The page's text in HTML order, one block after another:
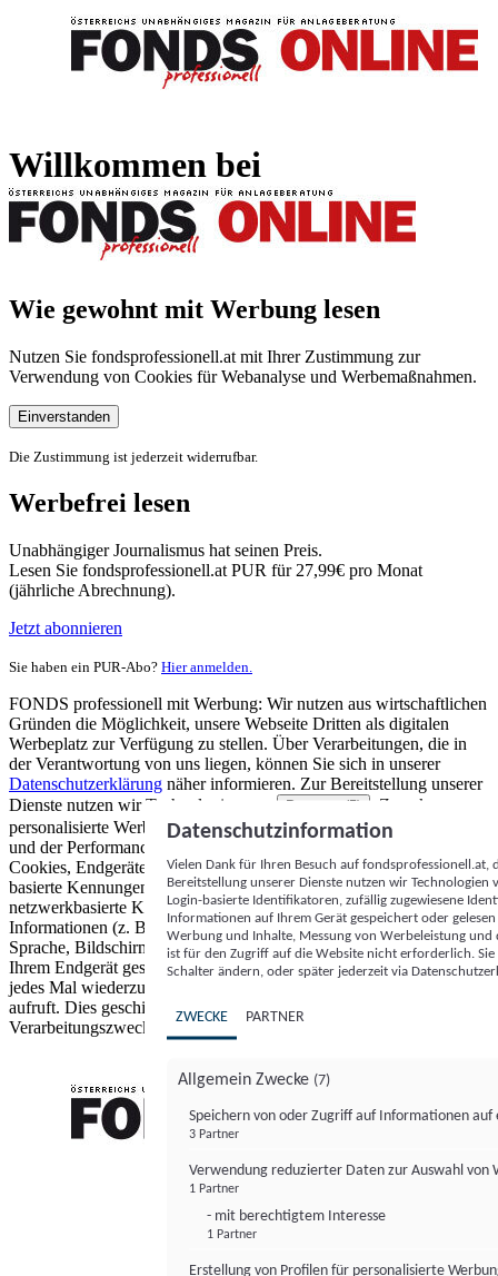
Willkommen bei
Wie gewohnt mit Werbung lesen
Nutzen Sie fondsprofessionell.at mit Ihrer Zustimmung zur
Verwendung von Cookies für Webanalyse und Werbemaßnahmen.
Einverstanden
Die Zustimmung ist jederzeit widerrufbar.
Werbefrei lesen
Unabhängiger Journalismus hat seinen Preis.
Lesen Sie fondsprofessionell.at PUR für 27,99€ pro Monat
(jährliche Abrechnung).
Jetzt abonnieren
Sie haben ein PUR-Abo? Hier anmelden.
FONDS professionell mit Werbung: Wir nutzen aus wirtschaftlichen
Gründen die Möglichkeit, unsere Webseite Dritten als digitalen
Werbeplatz zur Verfügung zu stellen. Über Verarbeitungen, die in
der Verantwortung von uns liegen, können Sie sich in unserer
Datenschutzerklärung näher informieren. Zur Bereitstellung unserer
Dienste nutzen wir Technologien von
Partnern (5)
. Zwecke:
personalisierte Werbung und Inhalte, Messung von Werbeleistung
und der Performance von Inhalten sowie Zielgruppenforschung.
Cookies, Endgeräte- oder ähnliche Online-Kennungen (z. B. login-
basierte Kennungen, zufällig generierte Kennungen,
netzwerkbasierte Kennungen) können zusammen mit anderen
Informationen (z. B. Browsertyp und Browserinformationen,
Sprache, Bildschirmgröße, unterstützte Technologien usw.) auf
Ihrem Endgerät gespeichert oder von dort ausgelesen werden, um es
jedes Mal wiederzuerkennen, wenn es eine App oder einer Webseite
aufruft. Dies geschieht für einen oder mehrere der hier aufgeführten
Verarbeitungszwecke.
Datenschutzinformation
Vielen Dank für Ihren Besuch auf
Bereitstellung unserer Dienste nutzen wir Technologien
Login-basierte Identifikatoren, zufällig zugewiesene
Informationen auf Ihrem Gerät gespeichert oder
Werbung und Inhalte, Messung von Werbeleistung
ist für den Zugriff auf die Website nicht erforderlich.
Schalter ändern, oder später jederzeit via
ZWECKE PARTNER
Allgemein Zwecke (7)
Speichern von oder Zugriff auf Informationen auf
3 Partner
Verwendung reduzierter Daten zur Auswahl von
1 Partner
- mit berechtigtem Interesse
1 Partner
Erstellung von Profilen für personalisierte
FONDS professionell